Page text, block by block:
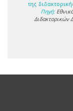
της
Πηγή:
Διδακτορικών